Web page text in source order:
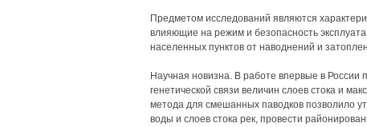
Предметом исследований являются
влияющие на режим и безопасность
населенных пунктов от наводнений и
Научная новизна. В работе впервые в
генетической связи величин слоев стока и
метода для смешанных паводков позволило
воды и слоев стока рек, провести